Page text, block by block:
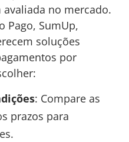
no mercado.
Pago, SumUp,
soluções
por
: Compare as
prazos para